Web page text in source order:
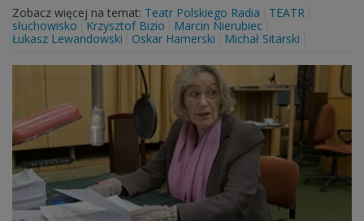
Zobacz więcej na temat: Teatr Polskiego Radia
TEATR
słuchowisko
Krzysztof Bizio
Marcin Nierubiec
Łukasz Lewandowski
Oskar Hamerski Michał Sitarski